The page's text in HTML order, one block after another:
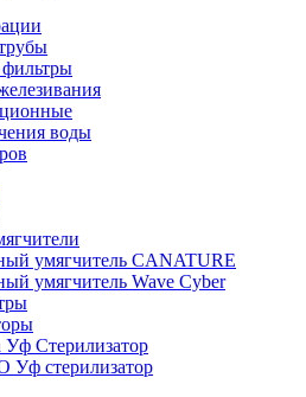
воды
умягчитель CANATURE
умягчитель Wave Cyber
Уф Стерилизатор
Уф стерилизатор